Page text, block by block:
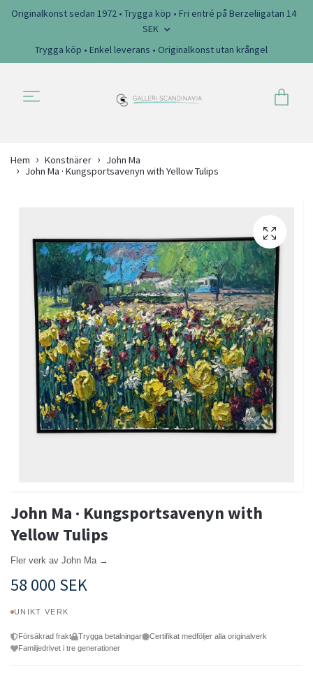
Originalkonst sedan 1972 • Trygga köp • Fri entré på Berzeliigatan 14
SEK
Trygga köp • Enkel leverans • Originalkonst utan krångel
Hem Konstnärer
John Ma
John Ma · Kungsportsavenyn with Yellow Tulips
John Ma · Kungsportsavenyn with
Yellow Tulips
Fler verk av John Ma →
58 000 SEK
UNIKT VERK
Försäkrad frakt Trygga betalningar
Certifikat medföljer alla originalverk
Familjedrivet i tre generationer